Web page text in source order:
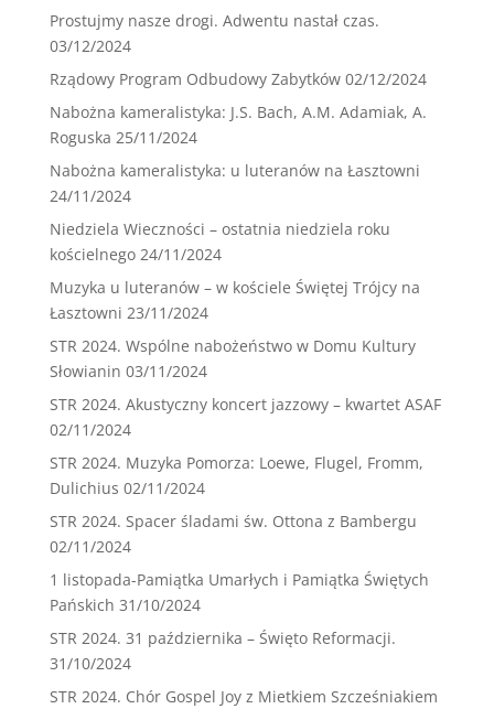
Prostujmy nasze drogi. Adwentu nastał czas.
03/12/2024
Rządowy Program Odbudowy Zabytków 02/12/2024
Nabożna kameralistyka: J.S. Bach, A.M. Adamiak, A.
Roguska 25/11/2024
Nabożna kameralistyka: u luteranów na Łasztowni
24/11/2024
Niedziela Wieczności – ostatnia niedziela roku
kościelnego 24/11/2024
Muzyka u luteranów – w kościele Świętej Trójcy na
Łasztowni 23/11/2024
STR 2024. Wspólne nabożeństwo w Domu Kultury
Słowianin 03/11/2024
STR 2024. Akustyczny koncert jazzowy – kwartet ASAF
02/11/2024
STR 2024. Muzyka Pomorza: Loewe, Flugel, Fromm,
Dulichius 02/11/2024
STR 2024. Spacer śladami św. Ottona z Bambergu
02/11/2024
1 listopada-Pamiątka Umarłych i Pamiątka Świętych
Pańskich 31/10/2024
STR 2024. 31 października – Święto Reformacji.
31/10/2024
STR 2024. Chór Gospel Joy z Mietkiem Szcześniakiem